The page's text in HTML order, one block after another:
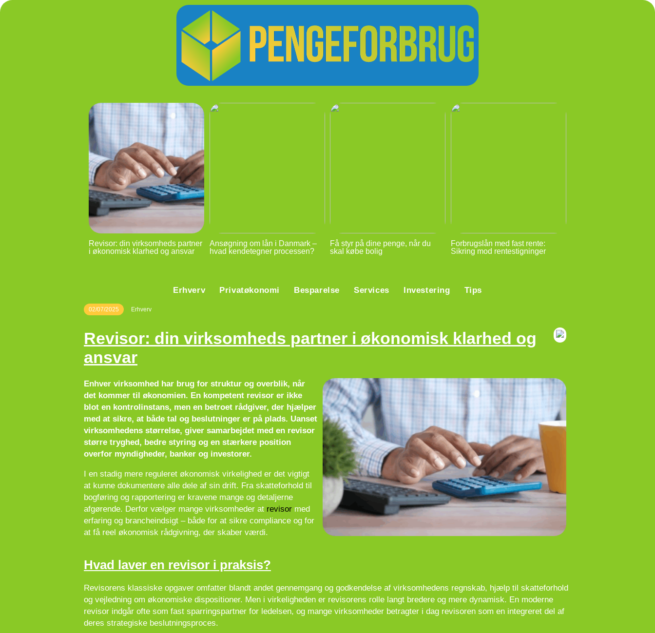
Revisor: din virksomheds partner
i økonomisk klarhed og ansvar
Ansøgning om lån i Danmark –
hvad kendetegner processen?
Få styr på dine penge, når du
skal købe bolig
Forbrugslån med fast rente:
Sikring mod rentestigninger
Erhverv Privatøkonomi Besparelse Services Investering Tips
02/07/2025 Erhverv
Revisor: din virksomheds partner i økonomisk klarhed og
ansvar
Enhver virksomhed har brug for struktur og overblik, når
det kommer til økonomien. En kompetent revisor er ikke
blot en kontrolinstans, men en betroet rådgiver, der hjælper
med at sikre, at både tal og beslutninger er på plads. Uanset
virksomhedens størrelse, giver samarbejdet med en revisor
større tryghed, bedre styring og en stærkere position
overfor myndigheder, banker og investorer.
I en stadig mere reguleret økonomisk virkelighed er det vigtigt
at kunne dokumentere alle dele af sin drift. Fra skatteforhold til
bogføring og rapportering er kravene mange og detaljerne
afgørende. Derfor vælger mange virksomheder at revisor med
erfaring og brancheindsigt – både for at sikre compliance og for
at få reel økonomisk rådgivning, der skaber værdi.
Hvad laver en revisor i praksis?
Revisorens klassiske opgaver omfatter blandt andet gennemgang og godkendelse af virksomhedens regnskab, hjælp til skatteforhold
og vejledning om økonomiske dispositioner. Men i virkeligheden er revisorens rolle langt bredere og mere dynamisk. En moderne
revisor indgår ofte som fast sparringspartner for ledelsen, og mange virksomheder betragter i dag revisoren som en integreret del af
deres strategiske beslutningsproces.